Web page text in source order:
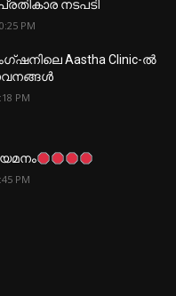
നടപടി
PM
Aastha Clinic-ൽ
PM
PM